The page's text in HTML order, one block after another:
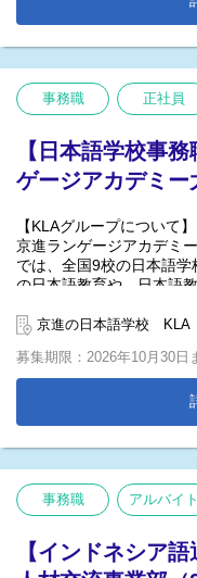
京進の日本語学校KLAで
事業拡大に伴い将来の学
す。
「日本語学校での勤務経
【職務内容】
日本語学校での事務
正社員（試用期間有）
【具体的には】
学校運営に関する事務（
【勤務地】東京都
※将来、東京都他校舎（
ざいます
事務職 正社員
【日本語学校事
ゲージアカデミー
【KLAグループについて】
京進ランゲージアカデミ
では、全国9校の日本語
の日本語教育や、日本語
績を持つ教育企業である
「日本一働きたい日本語
い環境づくりを続けてい
【具体的な業務内容】
■入管書類作成
■学生管理
京進の日本語学校 KLA
募集期限：2026年10月30日
事務職 アルバイト
【インドネシア